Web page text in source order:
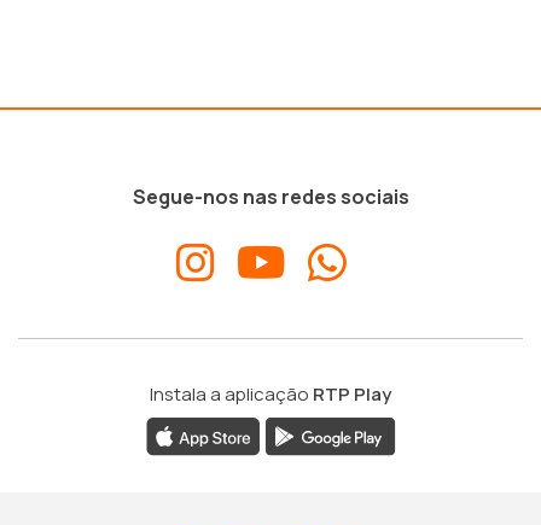
Segue-nos nas redes sociais
Instala a aplicação RTP Play